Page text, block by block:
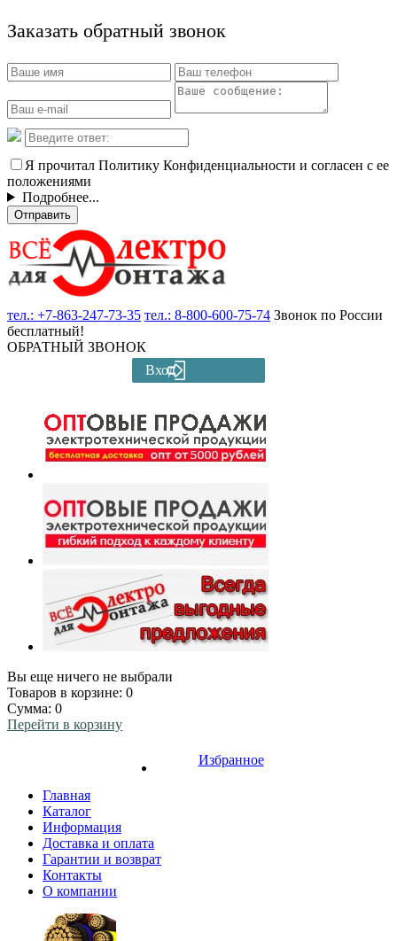
Заказать обратный звонок
Я прочитал Политику Конфиденциальности и согласен с ее
положениями
Подробнее...
Отправить
тел.: +7-863-247-73-35 тел.: 8-800-600-75-74 Звонок по России
бесплатный!
ОБРАТНЫЙ ЗВОНОК
Вход
Вы еще ничего не выбрали
Товаров в корзине: 0
Сумма: 0
Перейти в корзину
Избранное
Главная
Каталог
Информация
Доставка и оплата
Гарантии и возврат
Контакты
О компании